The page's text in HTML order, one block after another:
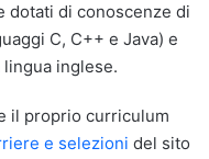
dotati di conoscenze di
C, C++ e Java) e
lingua inglese.
il proprio curriculum
e selezioni del sito